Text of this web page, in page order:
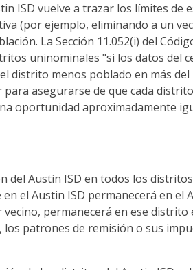
ISD vuelve a trazar los límites de
(por ejemplo, eliminando a un
ón. La Sección 11.052(i) del
uninominales "si los datos del
distrito menos poblado en más
asegurarse de que cada
oportunidad aproximadamente
del Austin ISD en todos los distritos
el Austin ISD permanecerá en el
permanecerá en ese distrito
patrones de remisión o sus